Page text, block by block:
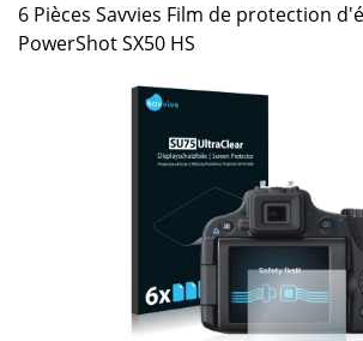
6 Pièces Savvies Film de protection
PowerShot SX50 HS